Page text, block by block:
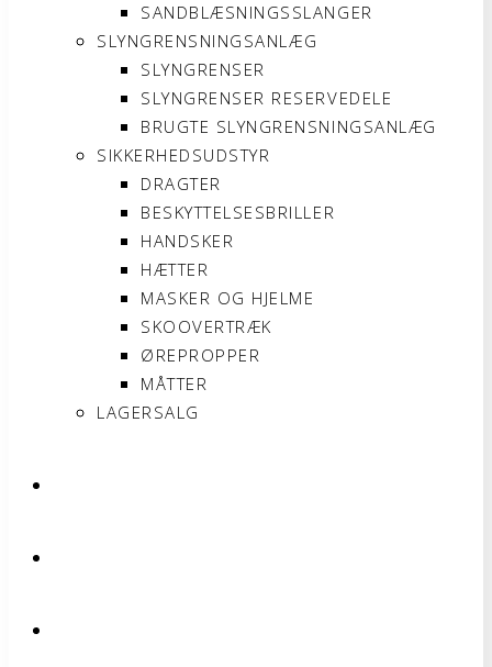
SANDBLÆSNINGSSLANGER
SLYNGRENSNINGSANLÆG
SLYNGRENSER
SLYNGRENSER RESERVEDELE
BRUGTE SLYNGRENSNINGSANLÆG
SIKKERHEDSUDSTYR
DRAGTER
BESKYTTELSESBRILLER
HANDSKER
HÆTTER
MASKER OG HJELME
SKOOVERTRÆK
ØREPROPPER
MÅTTER
LAGERSALG